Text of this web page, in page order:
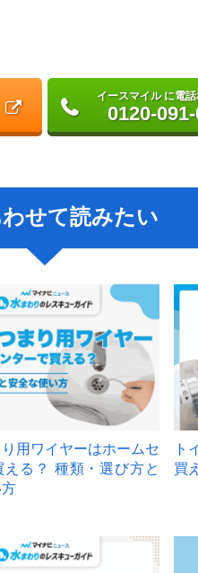
イースマイル に電
0120-
せて読みたい
用ワイヤーはホームセ
える？ 種類・選び方と
ト
買